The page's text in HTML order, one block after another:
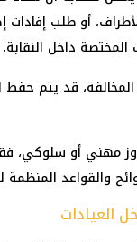
أو طلب إفادات
داخل النقابة.
قد يتم
مهني أو سلوكي،
والقواعد المنظمة
العيادات